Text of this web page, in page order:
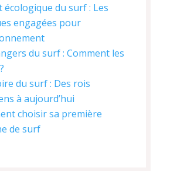
écologique du surf : Les
engagées pour
du surf : Comment les
du surf : Des rois
à aujourd’hui
choisir sa première
de surf